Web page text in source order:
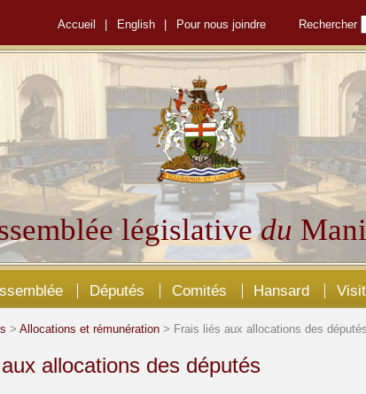
Accueil English Pour nous joindre Rechercher
législativedu
Députés Comités Hansard
> Allocations et rémunération > Frais liés aux allocations des députés
allocations des députés